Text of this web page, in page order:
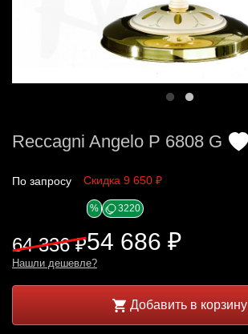
Reccagni Angelo P 6808 G
По запросу Скидка 9 650 ₽
64 336 ₽
% 3220
54 686 ₽
Нашли дешевле?
Добавить в корзину